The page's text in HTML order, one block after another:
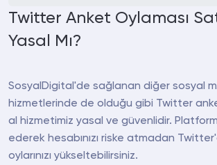
Twitter Anket Oylaması
Yasal Mı?
SosyalDigital'de sağlanan diğer sosyal
hizmetlerinde de olduğu gibi Twitter
al hizmetimiz yasal ve güvenlidir.
ederek hesabınızı riske atmadan
oylarınızı yükseltebilirsiniz.